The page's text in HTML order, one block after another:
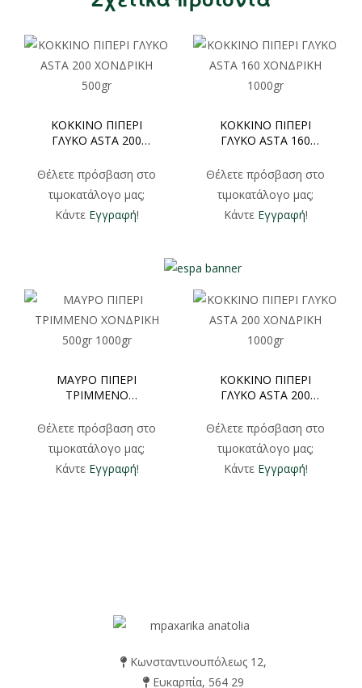
ΚΟΚΚΙΝΟ ΠΙΠΕΡΙ
ΓΛΥΚΟ ASTA 200
Θέλετε πρόσβαση στο
τιμοκατάλογο μας;
Κάντε Εγγραφή!
ΚΟΚΚΙΝΟ ΠΙΠΕΡΙ
ΓΛΥΚΟ ASTA 160
Θέλετε πρόσβαση στο
τιμοκατάλογο μας;
Κάντε Εγγραφή!
ΜΑΥΡΟ ΠΙΠΕΡΙ
ΤΡΙΜΜΕΝΟ
1000gr
Θέλετε πρόσβαση στο
τιμοκατάλογο μας;
Κάντε Εγγραφή!
ΚΟΚΚΙΝΟ ΠΙΠΕΡΙ
ΓΛΥΚΟ ASTA 200
Θέλετε πρόσβαση στο
τιμοκατάλογο μας;
Κάντε Εγγραφή!
Κωνσταντινουπόλεως 12,
Ευκαρπία, 564 29